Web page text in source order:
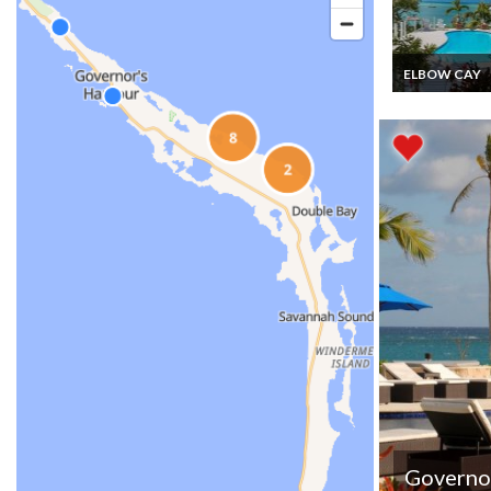
ELBOW CAY
Bahamas
luxe à Hope
Elbow Cay